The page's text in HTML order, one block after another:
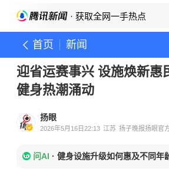
· 获取全网一手热点
首页 新闻
迎省运赛事兴 设施焕新惠
健身热潮涌动
扬眼
2026年5月16日22:13 江苏 扬子晚报扬眼官
问AI · 健身设施升级如何惠及不同年